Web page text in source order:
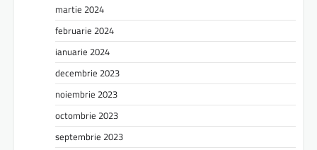
martie 2024
februarie 2024
ianuarie 2024
decembrie 2023
noiembrie 2023
octombrie 2023
septembrie 2023